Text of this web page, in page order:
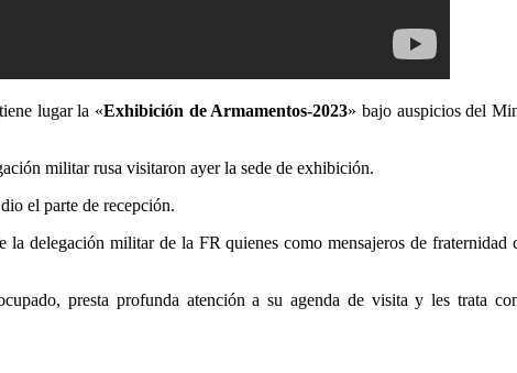
lugar la «Exhibición de Armamentos-2023» bajo auspicios del
militar rusa visitaron ayer la sede de exhibición.
el parte de recepción.
delegación militar de la FR quienes como mensajeros de fraternidad
presta profunda atención a su agenda de visita y les trata